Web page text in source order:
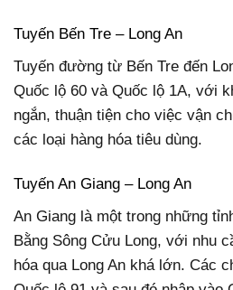
Tuyến Bến Tre – Long An
Tuyến đường từ Bến Tre đến
Quốc lộ 60 và Quốc lộ 1A, với
ngắn, thuận tiện cho việc vận
các loại hàng hóa tiêu dùng.
Tuyến An Giang – Long An
An Giang là một trong những
Bằng Sông Cửu Long, với nhu
hóa qua Long An khá lớn. Các